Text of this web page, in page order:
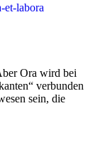
et-labora
Ora wird bei
verbunden
sein, die